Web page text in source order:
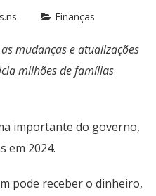
Finanças
mudanças e atualizações
milhões de famílias
importante do governo,
em 2024.
pode receber o dinheiro,